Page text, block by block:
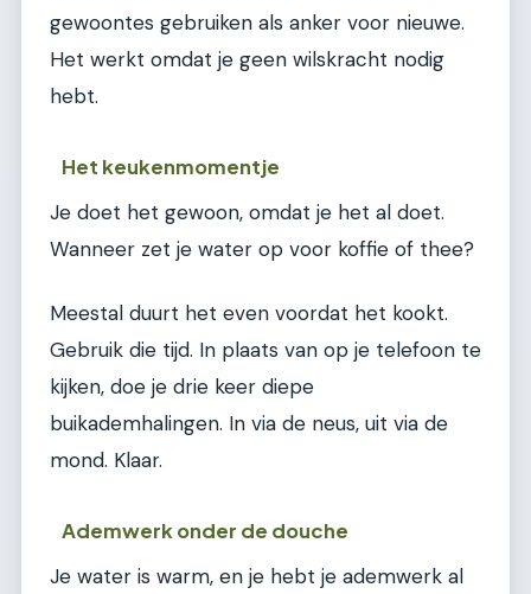
gewoontes gebruiken als anker voor nieuwe.
Het werkt omdat je geen wilskracht nodig
hebt.
Het keukenmomentje
Je doet het gewoon, omdat je het al doet.
Wanneer zet je water op voor koffie of thee?
Meestal duurt het even voordat het kookt.
Gebruik die tijd. In plaats van op je telefoon te
kijken, doe je drie keer diepe
buikademhalingen. In via de neus, uit via de
mond. Klaar.
Ademwerk onder de douche
Je water is warm, en je hebt je ademwerk al